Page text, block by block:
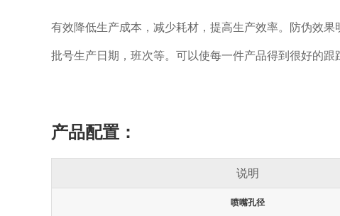
有效降低生产成本，减少耗材，提高生产效率。防伪效
批号生产日期，班次等。可以使每一件产品得到很好的跟
产品配置：
说明
喷嘴孔径